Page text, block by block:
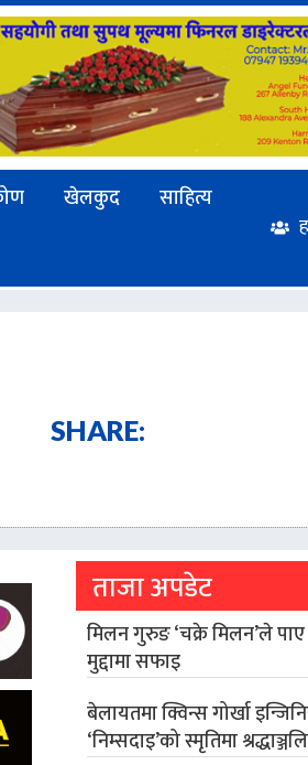
खेलकुद
साहित्य
SHARE:
ताजा अपडेट
मिलन गुरुङ ‘चक्रे मिलन’ले
मुद्दामा सफाइ
बेलायतमा क्विन्स गोर्खा
‘निम्सदाइ’को स्मृतिमा